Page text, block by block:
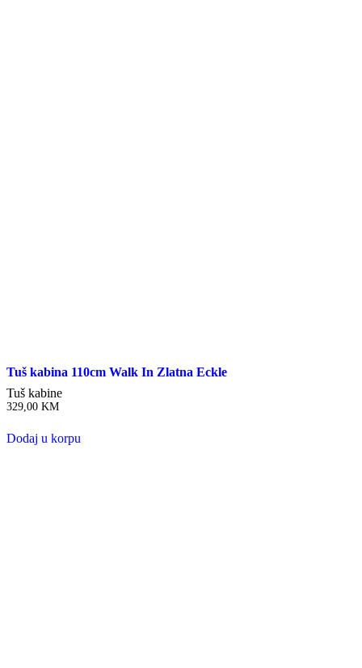
Tuš kabina 110cm Walk In Zlatna Eckle
Tuš kabine
329,00 KM
Dodaj u korpu